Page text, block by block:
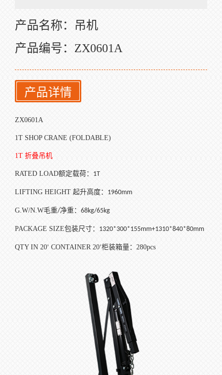
产品名称：吊机
产品编号：ZX0601A
产品详情
ZX0601A
1T SHOP CRANE (FOLDABLE)
1T 折叠吊机
RATED LOAD额定载荷： 1T
LIFTING HEIGHT 起升高度： 1960mm
G.W/N.W毛重/净重： 68kg/65kg
PACKAGE SIZE包装尺寸： 1320*300*155mm+1310*840*80mm
QTY IN 20’ CONTAINER 20’柜装箱量： 280pcs